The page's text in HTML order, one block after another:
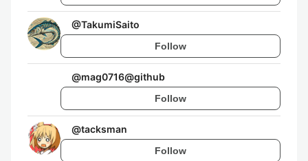
@TakumiSaito
Follow
@mag0716@github
Follow
@tacksman
Follow